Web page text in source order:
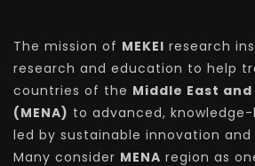
The mission of MEKEI research
research and education to help
countries of the Middle East
(MENA) to advanced,
led by sustainable innovation
Many consider MENA region as